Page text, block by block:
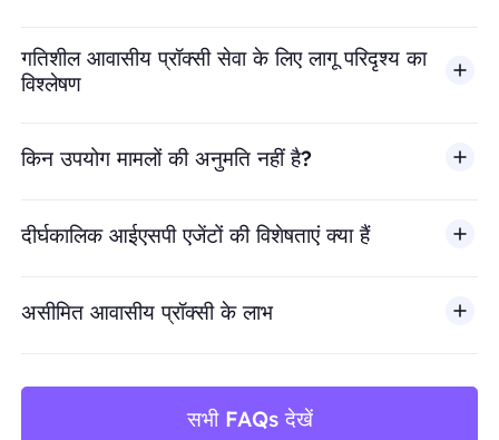
गतिशील आवासीय प्रॉक्सी सेवा के लिए लागू परिदृश्य का
विश्लेषण
किन उपयोग मामलों की अनुमति नहीं है?
BestProxy धोखाधड़ी, स्पैम, नकली एंगेजमेंट, क्रेडेंशियल दुरुपयोग,
दीर्घकालिक आईएसपी एजेंटों की विशेषताएं क्या हैं
असीमित आवासीय प्रॉक्सी के लाभ
सभी FAQs देखें